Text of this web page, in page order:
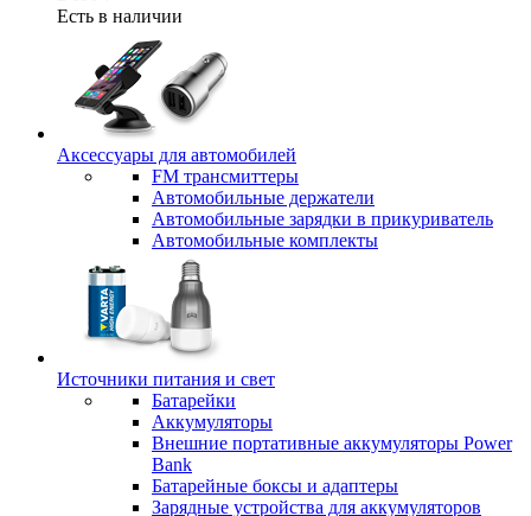
Есть в наличии
Аксессуары для автомобилей
FM трансмиттеры
Автомобильные держатели
Автомобильные зарядки в прикуриватель
Автомобильные комплекты
Источники питания и свет
Батарейки
Аккумуляторы
Внешние портативные аккумуляторы Power
Bank
Батарейные боксы и адаптеры
Зарядные устройства для аккумуляторов